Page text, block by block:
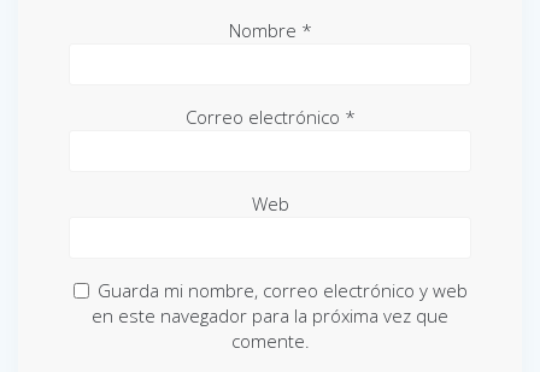
Nombre *
Correo electrónico *
Web
Guarda mi nombre, correo electrónico y web
en este navegador para la próxima vez que
comente.